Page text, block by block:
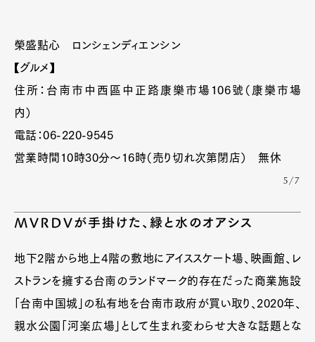
榮盛點心 ロンシェンディエンシン
【グルメ】
住所：台南市中西區中正路康樂市場106號（康樂市場
内）
電話：06-220-9545
営業時間10時30分〜16時（売り切れ次第閉店） 無休
5/7
MVRDVが手掛けた、緑と水のオアシス
地下2階から地上4階の敷地にアイススケート場、映画館、レ
ストランを擁する台南のランドマーク的存在だった商業施設
「台南中国城」の私有地を台南市政府が買い取り、2020年、
親水公園「河楽広場」として生まれ変わらせ大きな話題とな